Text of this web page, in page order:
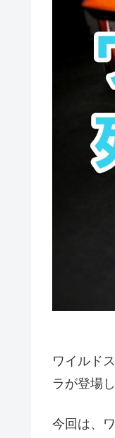
ワイルド
ラが登場
今回は、